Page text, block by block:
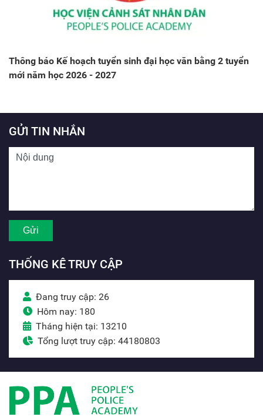
Thông báo Kế hoạch tuyển sinh đại học văn bằng 2 tuyển
mới năm học 2026 - 2027
GỬI TIN NHẮN
THỐNG KÊ TRUY CẬP
Đang truy cập: 26
Hôm nay: 180
Tháng hiện tại: 13210
Tổng lượt truy cập: 44180803